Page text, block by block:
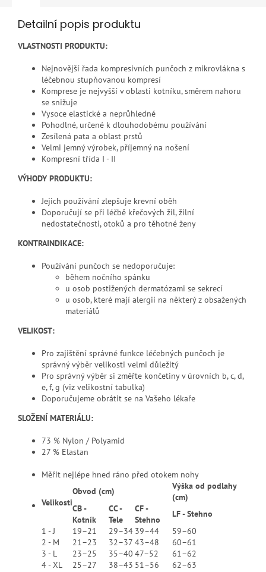
Detailní popis produktu
VLASTNOSTI PRODUKTU:
Nejnovější řada kompresivních punčoch z mikrovlákna s
léčebnou stupňovanou kompresí
Komprese je nejvyšší v oblasti kotníku, směrem nahoru
se snižuje
Vysoce elastické a neprůhledné
Pohodlné, určené k dlouhodobému používání
Zesílená pata a oblast prstů
Velmi jemný výrobek, příjemný na nošení
Kompresní třída I - II
VÝHODY PRODUKTU:
Jejich používání zlepšuje krevní oběh
Doporučují se při léčbě křečových žil, žilní
nedostatečnosti, otoků a pro těhotné ženy
KONTRAINDIKACE:
Používání punčoch se nedoporučuje:
během nočního spánku
u osob postižených dermatózami se sekrecí
u osob, které mají alergii na některý z obsažených
materiálů
VELIKOST:
Pro zajištění správné funkce léčebných punčoch je
správný výběr velikosti velmi důležitý
Pro správný výběr si změřte končetiny v úrovních b, c, d,
e, f, g (viz velikostní tabulka)
Doporučujeme obrátit se na Vašeho lékaře
SLOŽENÍ MATERIÁLU:
73 % Nylon / Polyamid
27 % Elastan
Měřit nejlépe hned ráno před otokem nohy
Velikosti
Obvod (cm)
Výška od podlahy
(cm)
CB -
Kotník
CC -
Tele
CF -
Stehno
LF - Stehno
1 - J
19–21 29–34 39–44
59–60
2 - M
21–23 32–37 43–48
60–61
3 - L
23–25 35–40 47–52
61–62
4 - XL
25–27 38–43 51–56
62–63